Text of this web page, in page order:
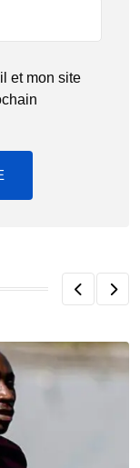
et mon site